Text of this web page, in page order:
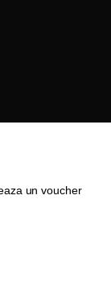
un voucher